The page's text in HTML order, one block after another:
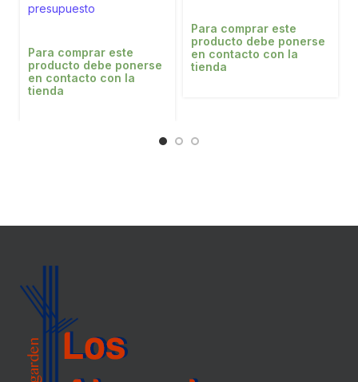
presupuesto
Para comprar este
producto debe ponerse
en contacto con la
tienda
Para comprar este
producto debe ponerse
en contacto con la
tienda